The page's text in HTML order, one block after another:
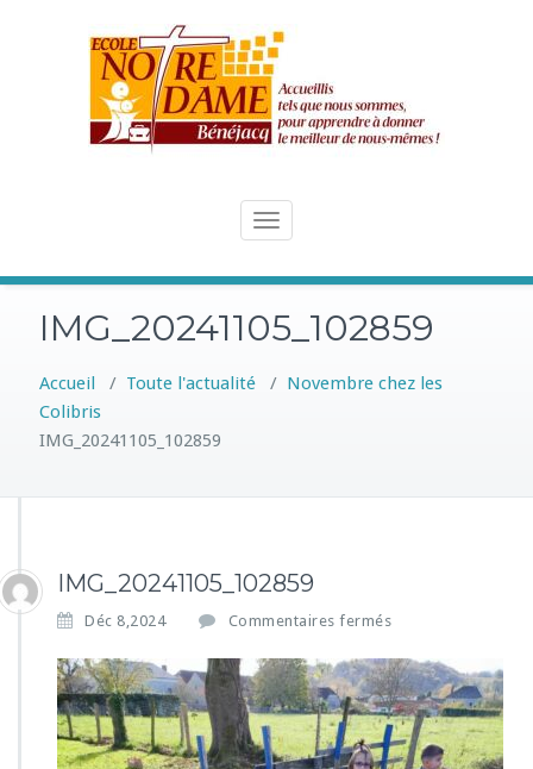
Toggle
IMG_20241105_102859
Accueil / Toute l'actualité / Novembre chez les
Colibris
IMG_20241105_102859
IMG_20241105_102859
Déc 8,2024 Commentaires fermés
r
I
M
G
_